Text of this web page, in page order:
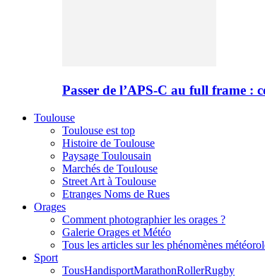
Passer de l’APS-C au full frame :
Toulouse
Toulouse est top
Histoire de Toulouse
Paysage Toulousain
Marchés de Toulouse
Street Art à Toulouse
Etranges Noms de Rues
Orages
Comment photographier les orages ?
Galerie Orages et Météo
Tous les articles sur les phénomènes
Sport
TousHandisportMarathonRollerRugby